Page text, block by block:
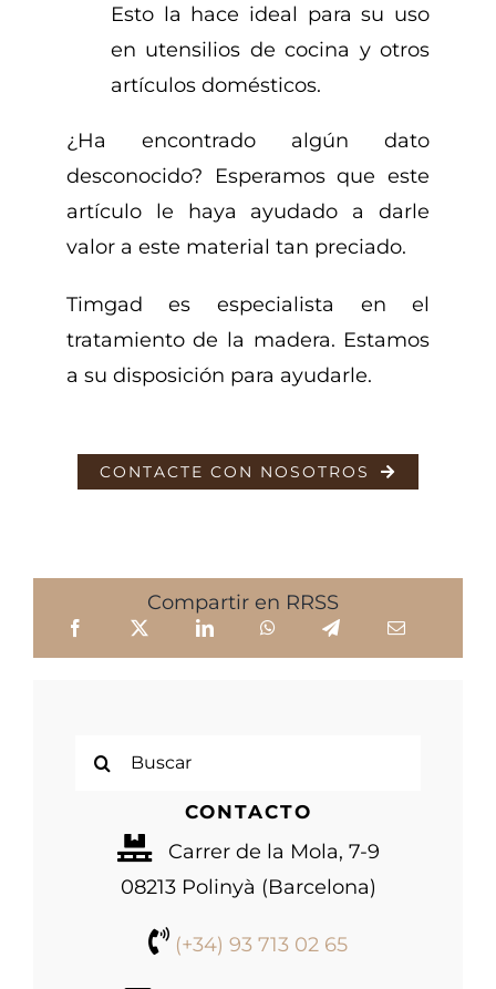
Esto la hace ideal para su uso
en utensilios de cocina y otros
artículos domésticos.
¿Ha encontrado algún dato
desconocido? Esperamos que este
artículo le haya ayudado a darle
valor a este material tan preciado.
Timgad es especialista en el
tratamiento de la madera. Estamos
a su disposición para ayudarle.
CONTACTE CON NOSOTROS
Compartir en RRSS
Buscar:
CONTACTO
Carrer de la Mola, 7-9
08213 Polinyà (Barcelona)
(+34) 93 713 02 65